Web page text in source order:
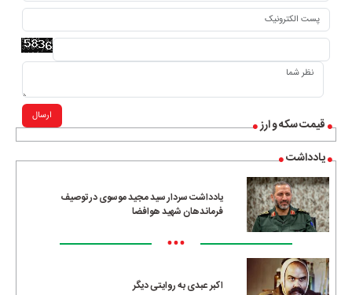
قیمت سکه و ارز
یادداشت
یادداشت سردار سید مجید موسوی در توصیف
فرماندهان شهید هوافضا
•••
اکبر عبدی به روایتی دیگر
ارسال